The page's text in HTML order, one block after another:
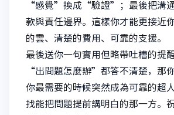
“感覺”換成“驗證”；最後把溝
款與責任邊界。這樣你才能更接近
的雲、清楚的費用、可靠的支援。
最後送你一句實用但略帶吐槽的提
“出問題怎麼辦”都答不清楚，那
你最需要的時候突然成為可靠的超
找能把問題提前講明白的那一方。